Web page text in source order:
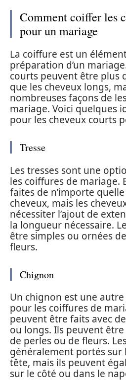
Comment coiffer les
pour un mariage
La coiffure est un
préparation d’un
courts peuvent être plus
que les cheveux longs,
nombreuses façons de
mariage. Voici quelques
pour les cheveux courts
Tresse
Les tresses sont une
les coiffures de mariage.
faites de n’importe
cheveux, mais les
nécessiter l’ajout de
la longueur nécessaire.
être simples ou ornées
fleurs.
Chignon
Un chignon est une
pour les coiffures de
peuvent être faits avec
ou longs. Ils peuvent
de perles ou de fleurs.
généralement portés sur
tête, mais ils peuvent
sur le côté ou dans le